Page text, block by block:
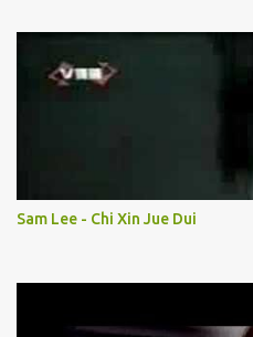
Sam Lee - Chi Xin Jue Dui